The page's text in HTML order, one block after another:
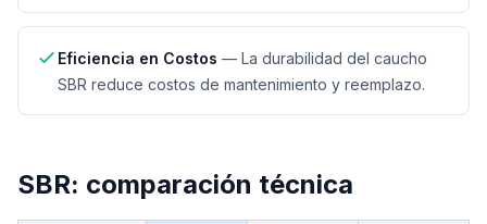
Eficiencia en Costos — La durabilidad del caucho
SBR reduce costos de mantenimiento y reemplazo.
SBR: comparación técnica